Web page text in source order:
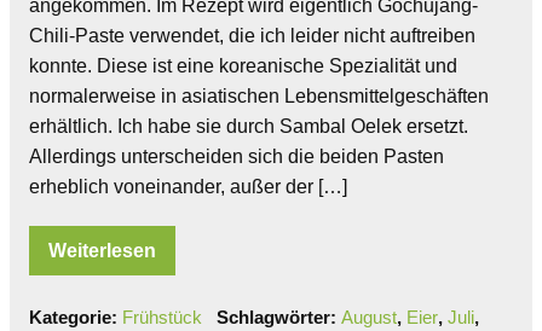
angekommen. Im Rezept wird eigentlich Gochujang-
Chili-Paste verwendet, die ich leider nicht auftreiben
konnte. Diese ist eine koreanische Spezialität und
normalerweise in asiatischen Lebensmittelgeschäften
erhältlich. Ich habe sie durch Sambal Oelek ersetzt.
Allerdings unterscheiden sich die beiden Pasten
erheblich voneinander, außer der […]
Weiterlesen
Kategorie: Frühstück Schlagwörter: August, Eier, Juli,